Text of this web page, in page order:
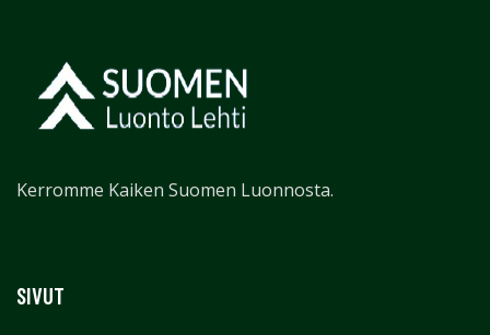
Kerromme Kaiken Suomen Luonnosta.
SIVUT